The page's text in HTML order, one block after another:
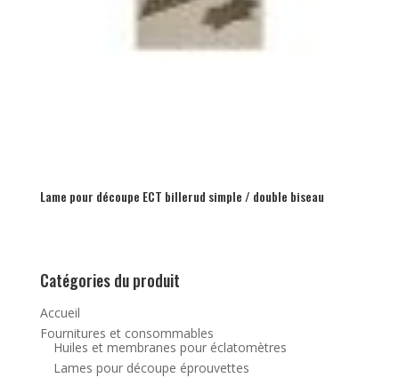
Lame pour découpe ECT billerud simple / double biseau
Catégories du produit
Accueil
Fournitures et consommables
Huiles et membranes pour éclatomètres
Lames pour découpe éprouvettes